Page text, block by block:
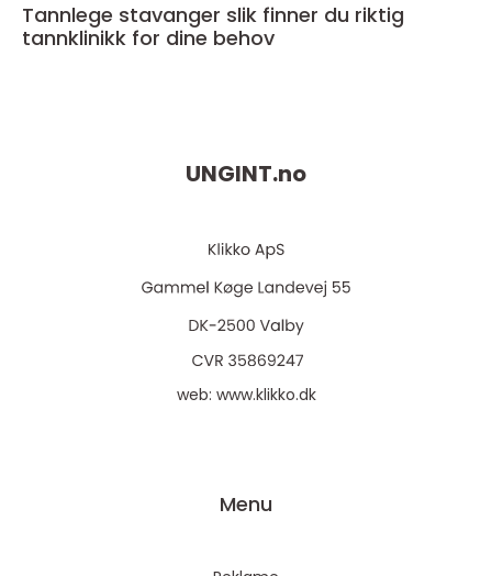
Tannlege stavanger slik finner du riktig
tannklinikk for dine behov
UNGINT.no
web: www.klikko.dk
Menu